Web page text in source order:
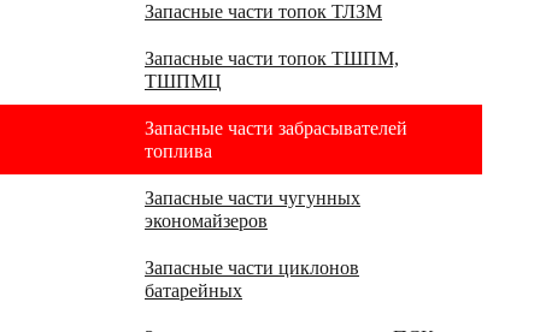
Запасные части топок ТЛЗМ
Запасные части топок ТШПМ,
ТШПМЦ
Запасные части забрасывателей
топлива
Запасные части чугунных
экономайзеров
Запасные части циклонов
батарейных